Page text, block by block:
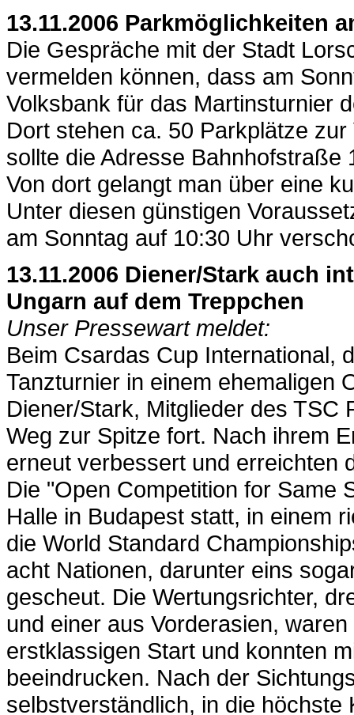
13.11.2006 Parkmöglichkeiten
Die Gespräche mit der Stadt
vermelden können, dass am
Volksbank für das Martinsturnier
Dort stehen ca. 50 Parkplätze
sollte die Adresse
Von dort gelangt man über eine
Unter diesen günstigen
am Sonntag auf 10:30 Uhr
13.11.2006 Diener/Stark auch
Ungarn auf dem Treppchen
Unser Pressewart meldet:
Beim Csardas Cup International,
Tanzturnier in einem ehemaligen
Diener/Stark, Mitglieder des TSC
Weg zur Spitze fort. Nach ihrem
erneut verbessert und erreichten
Die "Open Competition for Same
Halle in Budapest statt, in einem
die World Standard
acht Nationen, darunter eins
gescheut. Die Wertungsrichter,
und einer aus Vorderasien,
erstklassigen Start und konnten
beeindrucken. Nach der
selbstverständlich, in die